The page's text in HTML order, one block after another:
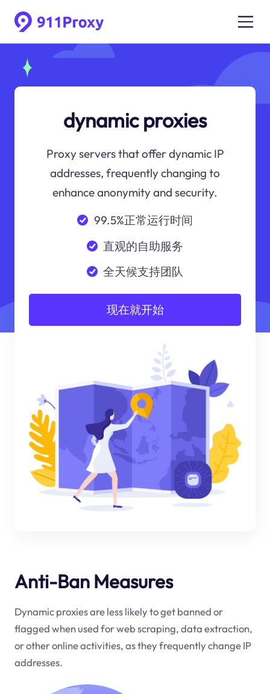
dynamic proxies
Proxy servers that offer dynamic IP
addresses, frequently changing to
enhance anonymity and security.
99.5%正常运行时间
直观的自助服务
全天候支持团队
现在就开始
Anti-Ban Measures
Dynamic proxies are less likely to get banned or
flagged when used for web scraping, data extraction,
or other online activities, as they frequently change IP
addresses.